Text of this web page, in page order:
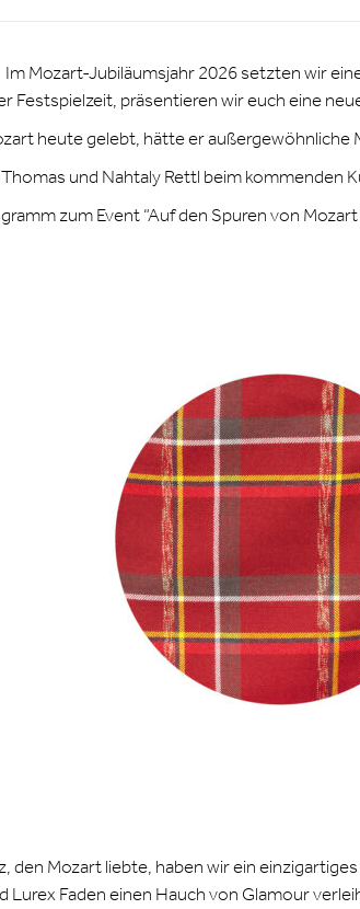
Im Mozart-Jubiläumsjahr 2026 setzten wir
Festspielzeit, präsentieren wir euch eine
heute gelebt, hätte er
und Nahtaly Rettl beim kommenden
zum Event “Auf den Spuren von
Mozart liebte, haben wir ein
Faden einen Hauch von Glamour